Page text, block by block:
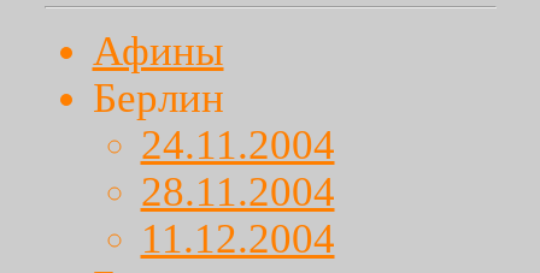
Афины
Берлин
24.11.2004
28.11.2004
11.12.2004